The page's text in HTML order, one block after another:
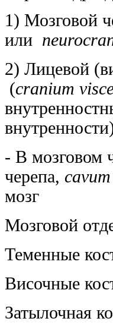
1) Мозговой
или
2) Лицевой
(cranium
- В мозговом
черепа,
мозг
Мозговой
Теменные
Височные
Затылочная